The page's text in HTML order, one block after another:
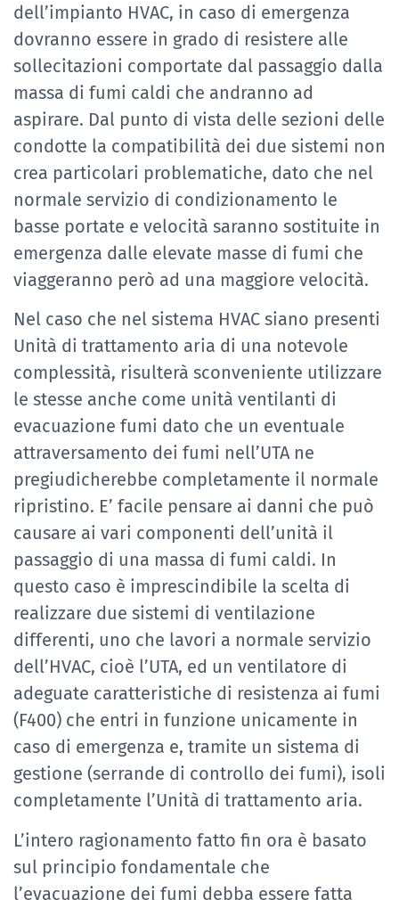
dell’impianto HVAC, in caso di emergenza
dovranno essere in grado di resistere alle
sollecitazioni comportate dal passaggio dalla
massa di fumi caldi che andranno ad
aspirare. Dal punto di vista delle sezioni delle
condotte la compatibilità dei due sistemi non
crea particolari problematiche, dato che nel
normale servizio di condizionamento le
basse portate e velocità saranno sostituite in
emergenza dalle elevate masse di fumi che
viaggeranno però ad una maggiore velocità.
Nel caso che nel sistema HVAC siano presenti
Unità di trattamento aria di una notevole
complessità, risulterà sconveniente utilizzare
le stesse anche come unità ventilanti di
evacuazione fumi dato che un eventuale
attraversamento dei fumi nell’UTA ne
pregiudicherebbe completamente il normale
ripristino. E’ facile pensare ai danni che può
causare ai vari componenti dell’unità il
passaggio di una massa di fumi caldi. In
questo caso è imprescindibile la scelta di
realizzare due sistemi di ventilazione
differenti, uno che lavori a normale servizio
dell’HVAC, cioè l’UTA, ed un ventilatore di
adeguate caratteristiche di resistenza ai fumi
(F400) che entri in funzione unicamente in
caso di emergenza e, tramite un sistema di
gestione (serrande di controllo dei fumi), isoli
completamente l’Unità di trattamento aria.
L’intero ragionamento fatto fin ora è basato
sul principio fondamentale che
l’evacuazione dei fumi debba essere fatta